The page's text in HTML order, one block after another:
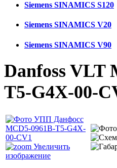
Siemens SINAMICS S120
Siemens SINAMICS V20
Siemens SINAMICS V90
Danfoss VLT
T5-G4X-00-
Увеличить
изображение